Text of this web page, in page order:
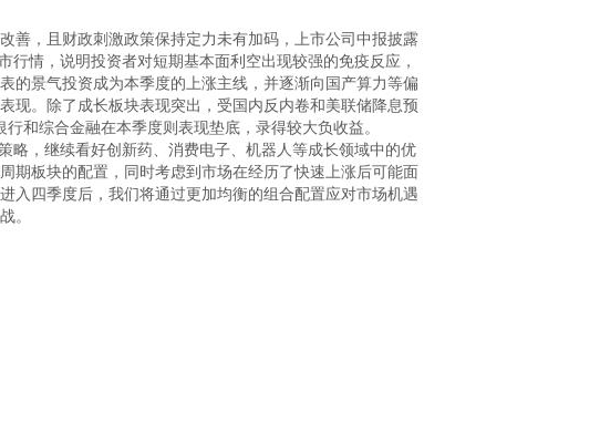
善，且财政刺激政策保持定力未有加码，上市公司中报披露
情，说明投资者对短期基本面利空出现较强的免疫反应，
的景气投资成为本季度的上涨主线，并逐渐向国产算力等偏
现。除了成长板块表现突出，受国内反内卷和美联储降息预
和综合金融在本季度则表现垫底，录得较大负收益。
，继续看好创新药、消费电子、机器人等成长领域中的优
期板块的配置，同时考虑到市场在经历了快速上涨后可能面
入四季度后，我们将通过更加均衡的组合配置应对市场机遇
。